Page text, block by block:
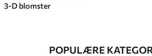
3-D blomster
POPULÆRE